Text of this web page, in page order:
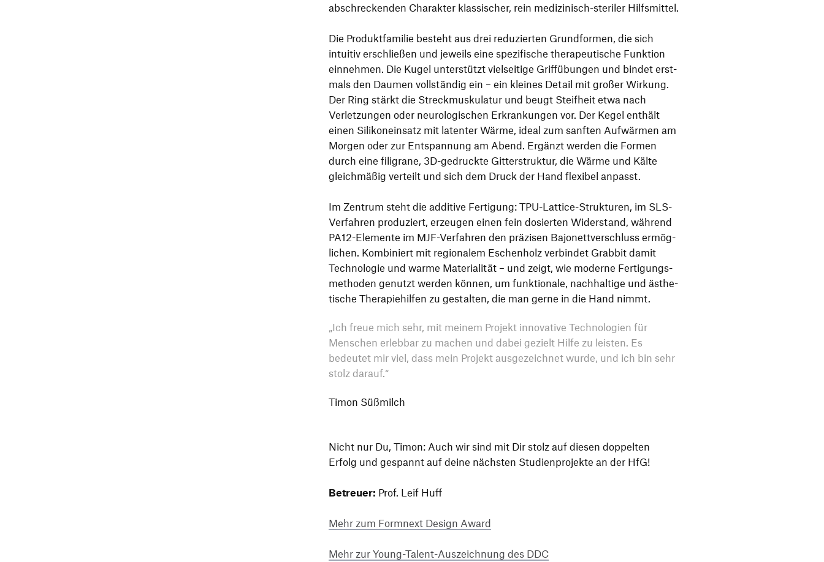
abschre­ckenden Charakter klas­si­scher, rein medi­zi­nisch-steriler Hilfs­mittel.
Die Produkt­fa­milie besteht aus drei redu­zierten Grund­formen, die sich
intuitiv erschließen und jeweils eine spezi­fi­sche thera­peu­ti­sche Funk­tion
einnehmen. Die Kugel unter­stützt viel­sei­tige Griff­übungen und bindet erst­
mals den Daumen voll­ständig ein – ein kleines Detail mit großer Wirkung.
Der Ring stärkt die Streck­mus­ku­latur und beugt Steif­heit etwa nach
Verlet­zungen oder neuro­lo­gi­schen Erkran­kungen vor. Der Kegel enthält
einen Sili­kon­ein­satz mit latenter Wärme, ideal zum sanften Aufwärmen am
Morgen oder zur Entspan­nung am Abend. Ergänzt werden die Formen
durch eine fili­grane, 3D-gedruckte Gitter­struktur, die Wärme und Kälte
gleich­mäßig verteilt und sich dem Druck der Hand flexibel anpasst.
Im Zentrum steht die addi­tive Ferti­gung: TPU-Lattice-Struk­turen, im SLS-
Verfahren produ­ziert, erzeugen einen fein dosierten Wider­stand, während
PA12-Elemente im MJF-Verfahren den präzisen Bajo­nett­ver­schluss ermög­
li­chen. Kombi­niert mit regio­nalem Eschen­holz verbindet Grabbit damit
Tech­no­logie und warme Mate­ria­lität – und zeigt, wie moderne Ferti­gungs­
me­thoden genutzt werden können, um funk­tio­nale, nach­hal­tige und ästhe­
ti­sche Thera­pie­hilfen zu gestalten, die man gerne in die Hand nimmt.
„Ich freue mich sehr, mit meinem Projekt inno­va­tive Tech­no­lo­gien für
Menschen erlebbar zu machen und dabei gezielt Hilfe zu leisten. Es
bedeutet mir viel, dass mein Projekt ausge­zeichnet wurde, und ich bin sehr
stolz darauf.“
Timon Süßmilch
Nicht nur Du, Timon: Auch wir sind mit Dir stolz auf diesen doppelten
Erfolg und gespannt auf deine nächsten Studi­en­pro­jekte an der HfG!
Betreuer: Prof. Leif Huff
Mehr zum Formnext Design Award
Mehr zur Young-Talent-Auszeich­nung des DDC